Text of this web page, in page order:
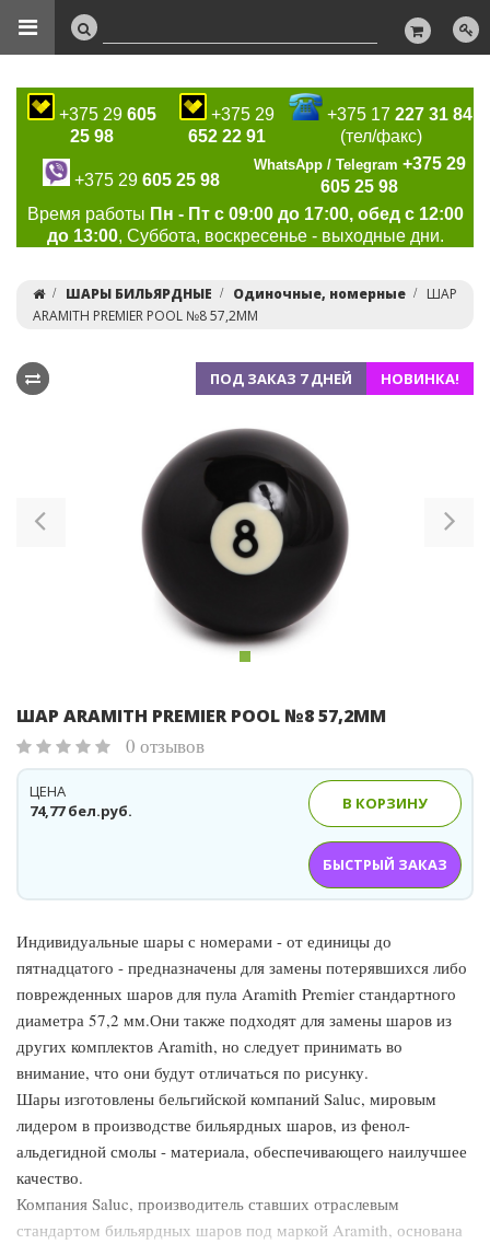
+375 29 605
25 98
+375 29
652 22 91
+375 17227 31 84
(тел/факс)
+375 29 605 25 98
WhatsApp / Telegram +375 29
605 25 98
Время работы Пн - Пт с 09:00 до 17:00, обед с 12:00
до 13:00, Суббота, воскресенье - выходные дни.
ШАРЫ БИЛЬЯРДНЫЕ Одиночные, номерные
ШАР
ARAMITH PREMIER POOL №8 57,2ММ
ПОД ЗАКАЗ 7 ДНЕЙ НОВИНКА!
Previous
ШАР ARAMITH PREMIER POOL №8 57,2ММ
0 отзывов
74,77 бел.руб.
ЦЕНА
В КОРЗИНУ
БЫСТРЫЙ ЗАКАЗ
Индивидуальные шары с номерами - от единицы до
пятнадцатого - предназначены для замены потерявшихся либо
поврежденных шаров для пула Aramith Premier стандартного
диаметра 57,2 мм.Они также подходят для замены шаров из
других комплектов Aramith, но следует принимать во
внимание, что они будут отличаться по рисунку.
Шары изготовлены бельгийской компаний Saluc, мировым
лидером в производстве бильярдных шаров, из фенол-
альдегидной смолы - материала, обеспечивающего наилучшее
качество.
Компания Saluc, производитель ставших отраслевым
стандартом бильярдных шаров под маркой Aramith, основана